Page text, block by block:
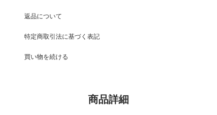
返品について
特定商取引法に基づく表記
買い物を続ける
商品詳細